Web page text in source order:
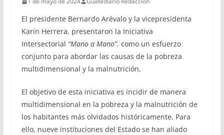
El presidente Bernardo Arévalo y la vicepresidenta
Karin Herrera, presentaron la Iniciativa
Intersectorial “Mano a Mano”. como un esfuerzo
conjunto para abordar las causas de la pobreza
multidimensional y la malnutrición,
El objetivo de esta iniciativa es incidir de manera
multidimensional en la pobreza y la malnutrición de
los habitantes más olvidados históricamente. Para
ello, nueve instituciones del Estado se han aliado